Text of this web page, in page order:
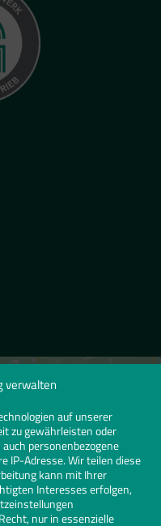
verwalten
auf unserer
zu gewährleisten oder
personenbezogene
IP-Adresse. Wir teilen diese
kann mit Ihrer
Interesses erfolgen,
nur in essenzielle
Cookies zu
Inhalt zu
marketing
content